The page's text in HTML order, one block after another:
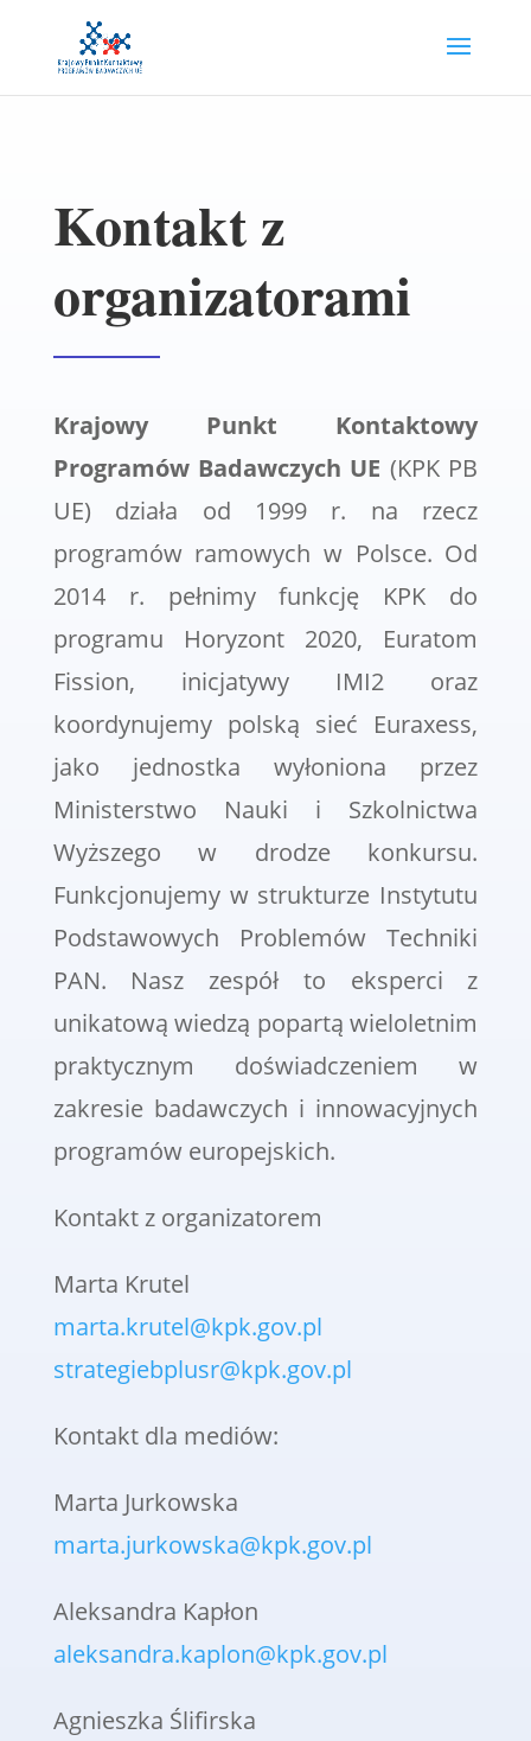
Kontakt z
organizatorami
Krajowy Punkt Kontaktowy
Programów Badawczych UE (KPK PB
UE) działa od 1999 r. na rzecz
programów ramowych w Polsce. Od
2014 r. pełnimy funkcję KPK do
programu Horyzont 2020, Euratom
Fission, inicjatywy IMI2 oraz
koordynujemy polską sieć Euraxess,
jako jednostka wyłoniona przez
Ministerstwo Nauki i Szkolnictwa
Wyższego w drodze konkursu.
Funkcjonujemy w strukturze Instytutu
Podstawowych Problemów Techniki
PAN. Nasz zespół to eksperci z
unikatową wiedzą popartą wieloletnim
praktycznym doświadczeniem w
zakresie badawczych i innowacyjnych
programów europejskich.
Kontakt z organizatorem
Marta Krutel
marta.krutel@kpk.gov.pl
strategiebplusr@kpk.gov.pl
Kontakt dla mediów:
Marta Jurkowska
marta.jurkowska@kpk.gov.pl
Aleksandra Kapłon
aleksandra.kaplon@kpk.gov.pl
Agnieszka Ślifirska